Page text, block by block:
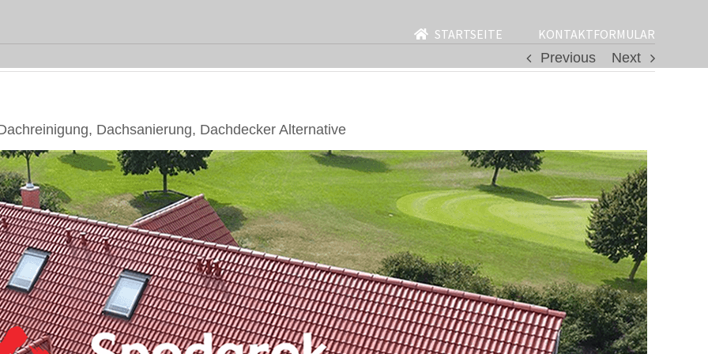
STARTSEITE
KONTAKTFORMULAR
Previous
Next
Dachsanierung, Dachdecker Alternative